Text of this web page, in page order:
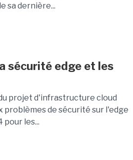
sa dernière...
sécurité edge et les
projet d'infrastructure cloud
problèmes de sécurité sur l'edge
pour les...